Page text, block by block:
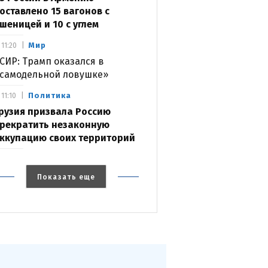
15 вагонов с
и 10 с углем
Мир
Трамп оказался в
ловушке»
11:20
Политика
призвала Россию
незаконную
своих территорий
11:10
Показать еще